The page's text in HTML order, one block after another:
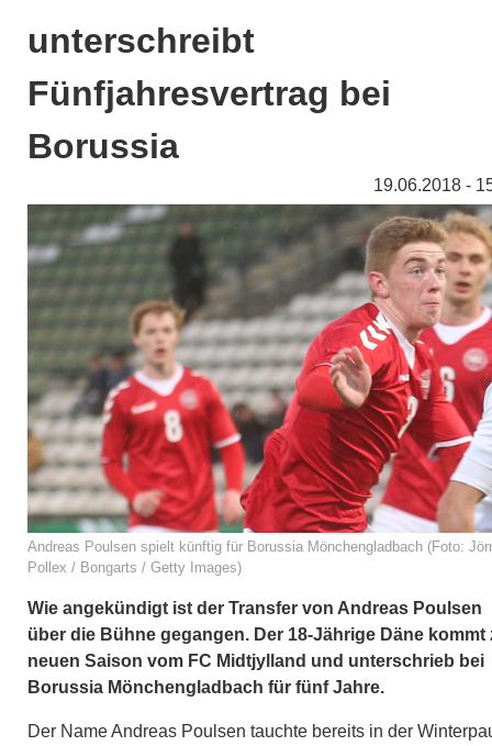
unterschreibt
Fünfjahresvertrag bei
Borussia
19.06.2018 -
Andreas Poulsen spielt künftig für Borussia Mönchengladbach (Foto:
Pollex / Bongarts / Getty Images)
Wie angekündigt ist der Transfer von Andreas Poulsen
über die Bühne gegangen. Der 18-Jährige Däne kommt
neuen Saison vom FC Midtjylland und unterschrieb bei
Borussia Mönchengladbach für fünf Jahre.
Der Name Andreas Poulsen tauchte bereits in der